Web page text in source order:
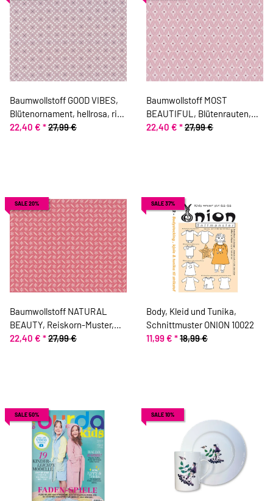
Baumwollstoff GOOD VIBES,
Blütenornament, hellrosa, ring
a roses
22,40 € *27,99 €
Baumwollstoff MOST
BEAUTIFUL, Blütenrauten,
rosa, ring a roses
22,40 € *27,99 €
SALE 20%
Baumwollstoff NATURAL
BEAUTY, Reiskorn-Muster,
lachsrosa, ring a roses
22,40 € *27,99 €
SALE 37%
Body, Kleid und Tunika,
Schnittmuster ONION 10022
11,99 € *18,99 €
SALE 50% SALE 10%